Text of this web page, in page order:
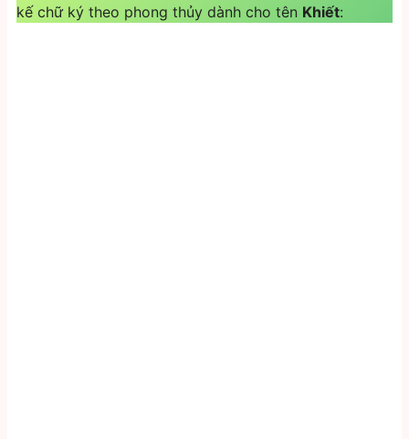
kế chữ ký theo phong thủy dành cho tên Khiết: